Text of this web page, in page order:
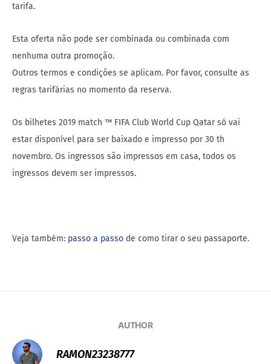
tarifa.
Esta oferta não pode ser combinada ou combinada com
nenhuma outra promoção.
Outros termos e condições se aplicam. Por favor, consulte as
regras tarifárias no momento da reserva.
Os bilhetes 2019 match ™ FIFA Club World Cup Qatar só vai
estar disponível para ser baixado e impresso por 30 th
novembro. Os ingressos são impressos em casa, todos os
ingressos devem ser impressos.
Veja também: passo a passo de como tirar o seu passaporte.
AUTHOR
RAMON23238777